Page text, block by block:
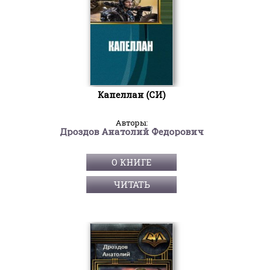
Капеллан (СИ)
Авторы:
Дроздов Анатолий Федорович
О КНИГЕ
ЧИТАТЬ